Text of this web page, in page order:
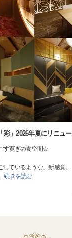
」2026年夏にリニュ
す寛ぎの食空間☆
ているような、新感覚。
続きを読む